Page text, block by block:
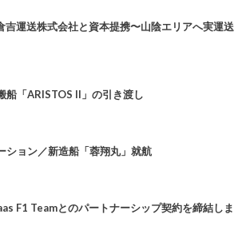
運送株式会社と資本提携〜山陰エリアへ実運送
船「ARISTOS II」の引き渡し
ション／新造船「蓉翔丸」就航
F1 Teamとのパートナーシップ契約を締結しま